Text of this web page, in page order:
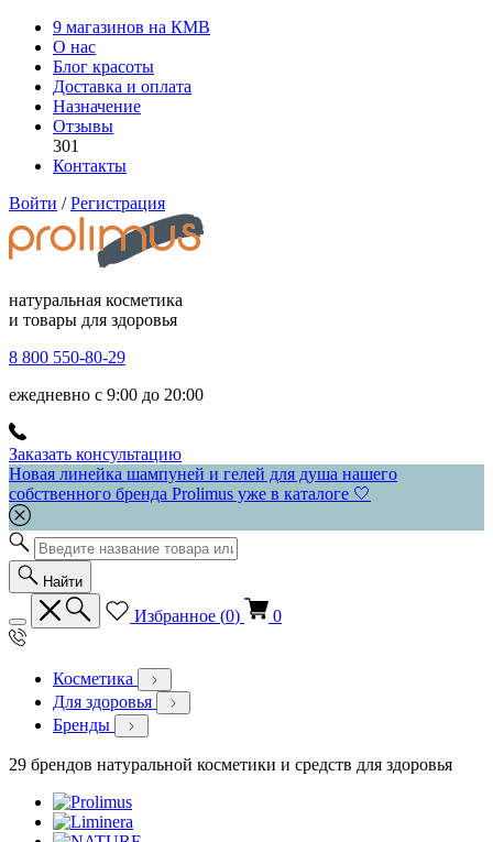
9 магазинов на КМВ
О нас
Блог красоты
Доставка и оплата
Назначение
Отзывы
301
Контакты
Войти / Регистрация
натуральная косметика
и товары для здоровья
8 800 550-80-29
ежедневно с 9:00 до 20:00
Заказать консультацию
Новая линейка шампуней и гелей для душа нашего
собственного бренда Prolimus уже в каталоге 🤍
Найти
Избранное (0) 0
Косметика
Для здоровья
Бренды
29 брендов натуральной косметики и средств для здоровья